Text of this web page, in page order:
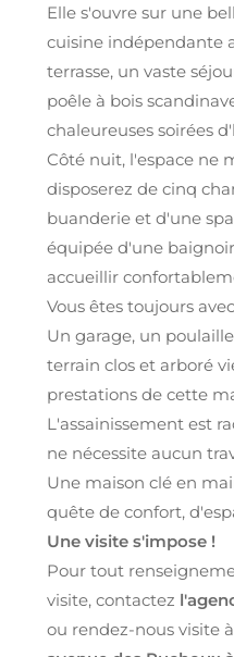
Elle s'ouvre sur une
cuisine indépendante
terrasse, un vaste
poêle à bois
chaleureuses soirées
Côté nuit, l'espace ne
disposerez de cinq
buanderie et d'une
équipée d'une
accueillir
Vous êtes toujours
Un garage, un
terrain clos et arboré
prestations de cette
L'assainissement est
ne nécessite aucun
Une maison clé en
quête de confort,
Une visite s'impose !
Pour tout
visite, contactez
ou rendez-nous visite